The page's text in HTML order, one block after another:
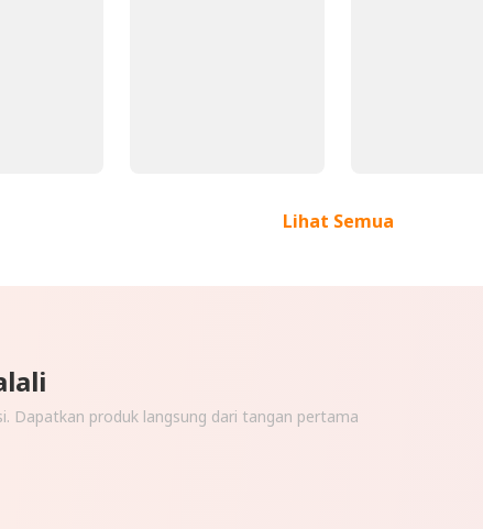
Lihat Semua
Dapatkan produk langsung dari tangan pertama